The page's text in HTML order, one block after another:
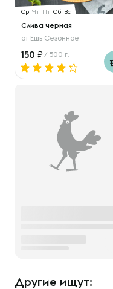
Ср Чт Пт Сб Вс
Слива черная
от Ешь Сезонное
150 / 500 г.
Другие ищут: